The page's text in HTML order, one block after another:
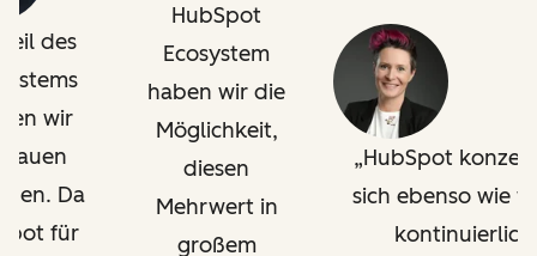
des
wir
Da
für
HubSpot
Ecosystem
haben wir die
Möglichkeit,
diesen
Mehrwert in
großem
HubSpot
sich ebenso wie